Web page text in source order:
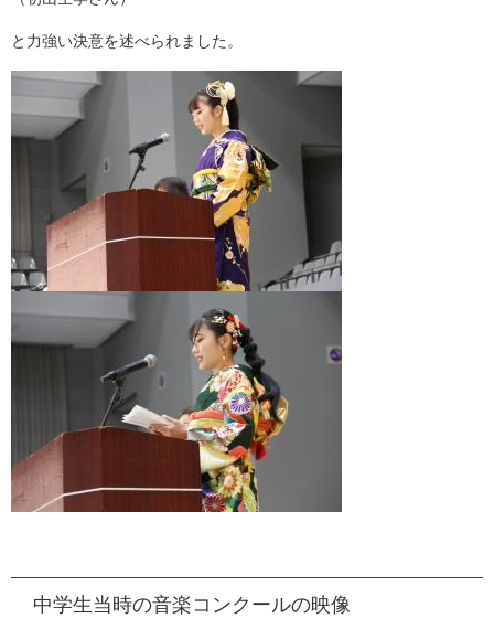
と力強い決意を述べられました。
中学生当時の音楽コンクールの映像